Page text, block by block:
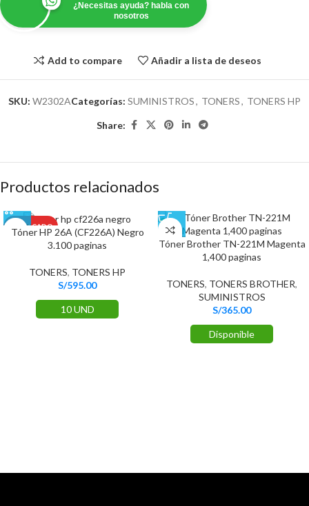
¿Necesitas ayuda? habla con
nosotros
Add to compare Añadir a lista de deseos
SKU: W2302ACategorías: SUMINISTROS, TONERS, TONERS HP
Share:
Productos relacionados
DESTACADO
Tóner HP 26A (CF226A) Negro
3.100 paginas
TONERS, TONERS HP
S/595.00
10 UND
Tóner Brother TN-221M Magenta
1,400 paginas
TONERS, TONERS BROTHER,
SUMINISTROS
S/365.00
Disponible